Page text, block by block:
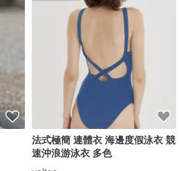
法式極簡 連體衣 海邊度假泳衣 競
速沖浪游泳衣 多色